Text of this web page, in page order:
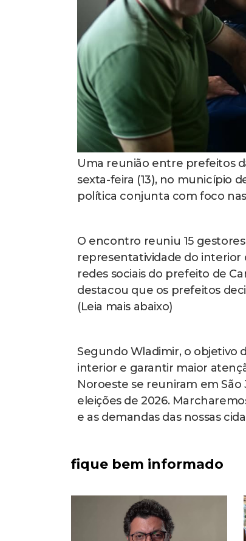
Uma reunião entre prefeitos
sexta-feira (13), no município
política conjunta com foco
O encontro reuniu 15
representatividade do interior
redes sociais do prefeito de
destacou que os prefeitos
(Leia mais abaixo)
Segundo Wladimir, o objetivo
interior e garantir maior
Noroeste se reuniram em
eleições de 2026.
e as demandas das nossas
fique bem informado